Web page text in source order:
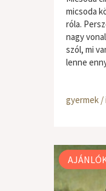
micsoda
róla.
nagy
szól, mi
lenne
gyermek /